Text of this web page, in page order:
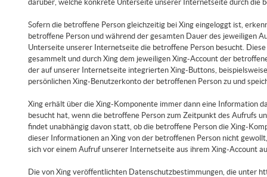
darüber, welche konkrete Unterseite unserer Internetseite durch die
Sofern die betroffene Person gleichzeitig bei Xing eingeloggt ist,
betroffene Person und während der gesamten Dauer des jeweiligen
Unterseite unserer Internetseite die betroffene Person besucht.
gesammelt und durch Xing dem jeweiligen Xing-Account der
der auf unserer Internetseite integrierten Xing-Buttons,
persönlichen Xing-Benutzerkonto der betroffenen Person zu und
Xing erhält über die Xing-Komponente immer dann eine Information
besucht hat, wenn die betroffene Person zum Zeitpunkt des Aufrufs
findet unabhängig davon statt, ob die betroffene Person die Xing-
dieser Informationen an Xing von der betroffenen Person nicht
sich vor einem Aufruf unserer Internetseite aus ihrem Xing-Account
Die von Xing veröffentlichten Datenschutzbestimmungen, die unter